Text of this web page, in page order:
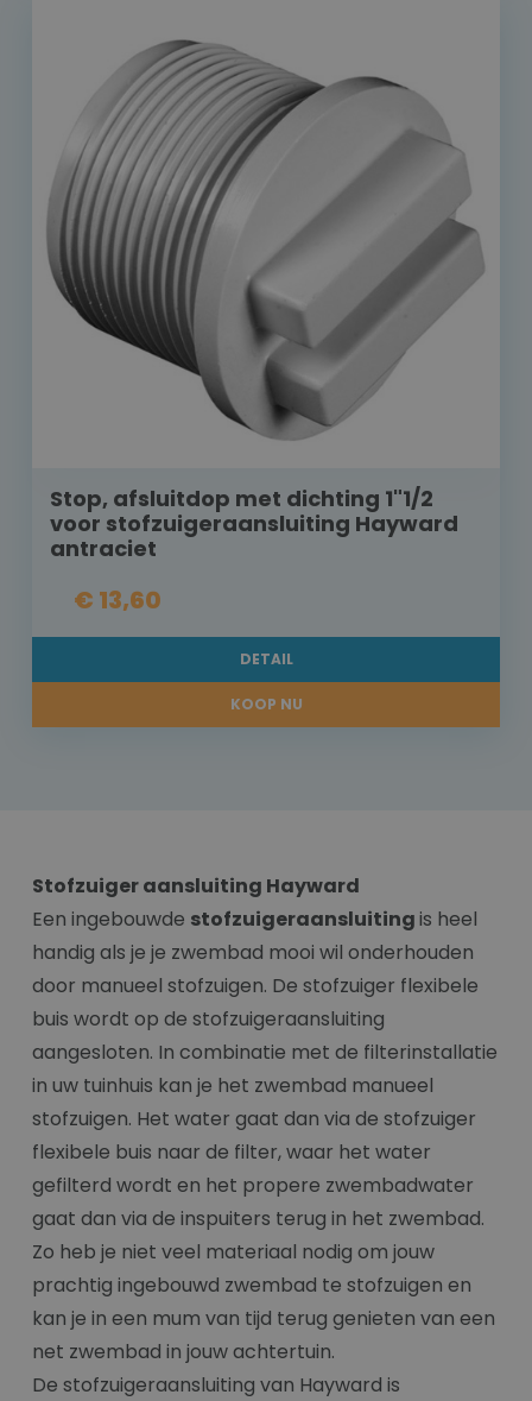
Stop, afsluitdop met dichting 1"1/2
voor stofzuigeraansluiting Hayward
antraciet
€ 13,60
DETAIL
KOOP NU
Stofzuiger aansluiting Hayward
Een ingebouwde stofzuigeraansluitingis heel
handig als je je zwembad mooi wil onderhouden
door manueel stofzuigen. De stofzuiger flexibele
buis wordt op de stofzuigeraansluiting
aangesloten. In combinatie met de filterinstallatie
in uw tuinhuis kan je het zwembad manueel
stofzuigen. Het water gaat dan via de stofzuiger
flexibele buis naar de filter, waar het water
gefilterd wordt en het propere zwembadwater
gaat dan via de inspuiters terug in het zwembad.
Zo heb je niet veel materiaal nodig om jouw
prachtig ingebouwd zwembad te stofzuigen en
kan je in een mum van tijd terug genieten van een
net zwembad in jouw achtertuin.
De stofzuigeraansluiting van Hayward is